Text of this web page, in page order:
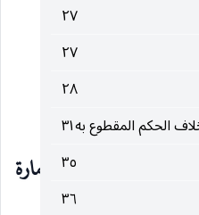
٢٧
٢٧
٢٨
الحكم المقطوع به٣١
٣٥
٣٦
التجري
أقسام القطع وقيام الأمارة